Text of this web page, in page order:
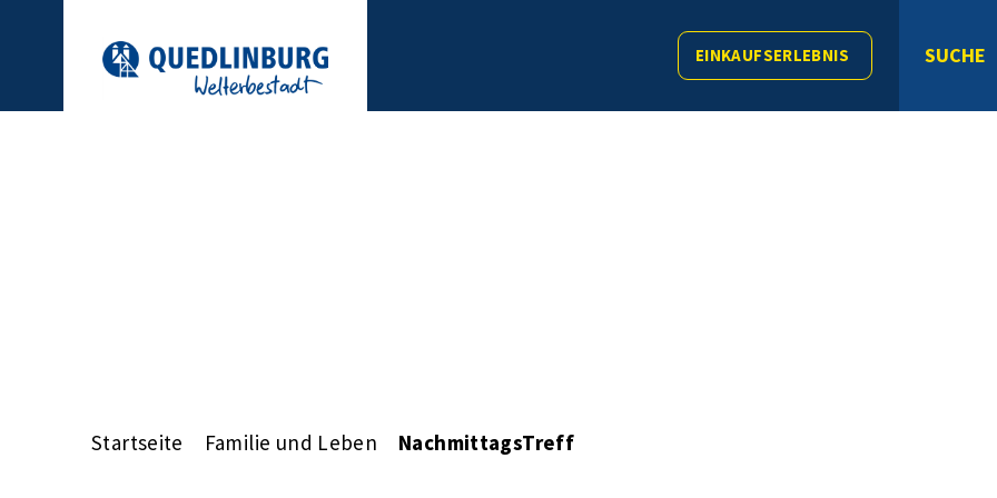
EINKAUFSERLEBNIS SUCHE
Startseite Familie und Leben NachmittagsTreff